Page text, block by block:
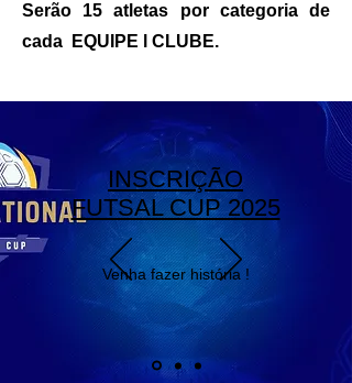
Serão 15 atletas por categoria de
cada EQUIPE l CLUBE.
INSCRIÇÃO
FUTSAL CUP 2025
Venha fazer história !